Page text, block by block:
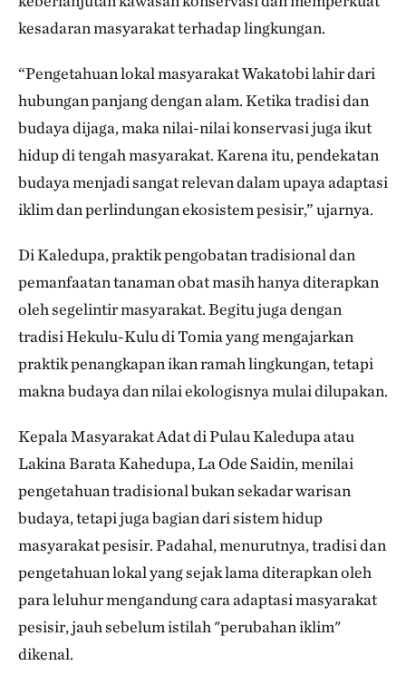
kesadaran masyarakat terhadap lingkungan.
“Pengetahuan lokal masyarakat Wakatobi lahir dari
hubungan panjang dengan alam. Ketika tradisi dan
budaya dijaga, maka nilai-nilai konservasi juga ikut
hidup di tengah masyarakat. Karena itu, pendekatan
budaya menjadi sangat relevan dalam upaya adaptasi
iklim dan perlindungan ekosistem pesisir,” ujarnya.
Di Kaledupa, praktik pengobatan tradisional dan
pemanfaatan tanaman obat masih hanya diterapkan
oleh segelintir masyarakat. Begitu juga dengan
tradisi Hekulu-Kulu di Tomia yang mengajarkan
praktik penangkapan ikan ramah lingkungan, tetapi
makna budaya dan nilai ekologisnya mulai dilupakan.
Kepala Masyarakat Adat di Pulau Kaledupa atau
Lakina Barata Kahedupa, La Ode Saidin, menilai
pengetahuan tradisional bukan sekadar warisan
budaya, tetapi juga bagian dari sistem hidup
masyarakat pesisir. Padahal, menurutnya, tradisi dan
pengetahuan lokal yang sejak lama diterapkan oleh
para leluhur mengandung cara adaptasi masyarakat
pesisir, jauh sebelum istilah "perubahan iklim"
dikenal.